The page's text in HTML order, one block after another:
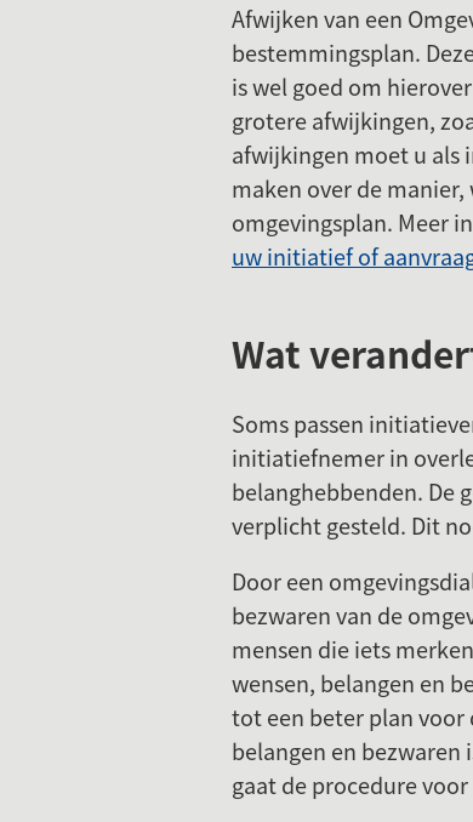
Afwijken van een
bestemmingsplan.
is wel goed om
grotere afwijkingen,
afwijkingen moet u als
maken over de
omgevingsplan. Meer
uw initiatief of
Wat
Soms passen
initiatiefnemer in
belanghebbenden. De
verplicht gesteld. Dit
Door een
bezwaren van de
mensen die iets
wensen, belangen en
tot een beter plan voor
belangen en bezwaren
gaat de procedure